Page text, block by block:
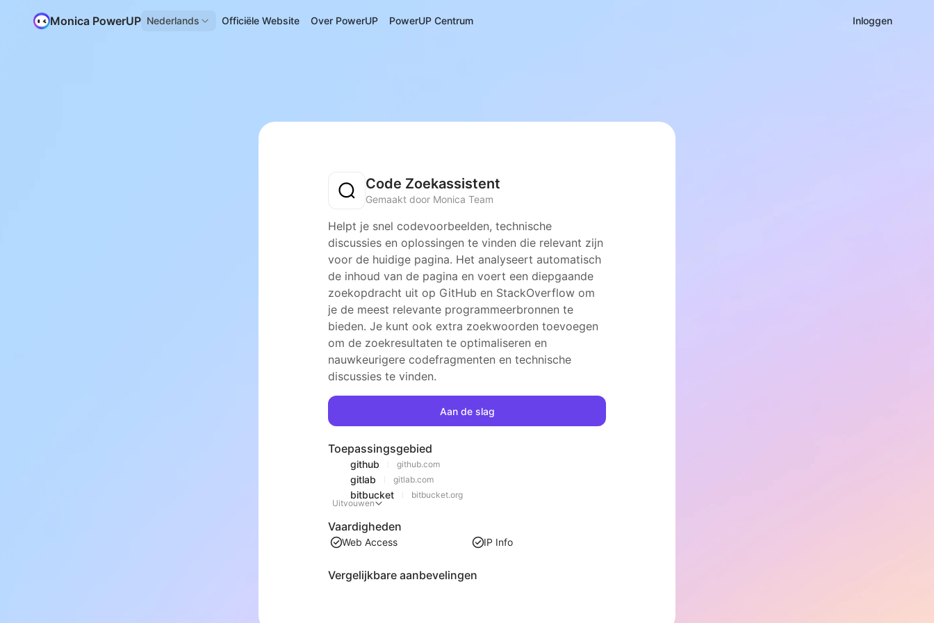
Monica PowerUP Nederlands Officiële Website Over PowerUP PowerUP Centrum Inloggen
Code Zoekassistent
Gemaakt door Monica Team
Helpt je snel codevoorbeelden, technische
discussies en oplossingen te vinden die relevant zijn
voor de huidige pagina. Het analyseert automatisch
de inhoud van de pagina en voert een diepgaande
zoekopdracht uit op GitHub en StackOverflow om
je de meest relevante programmeerbronnen te
bieden. Je kunt ook extra zoekwoorden toevoegen
om de zoekresultaten te optimaliseren en
nauwkeurigere codefragmenten en technische
discussies te vinden.
Aan de slag
Toepassingsgebied
github github.com
gitlab gitlab.com
bitbucket
bitbucket.org
Uitvouwen
Vaardigheden
Web Access IP Info
Vergelijkbare aanbevelingen